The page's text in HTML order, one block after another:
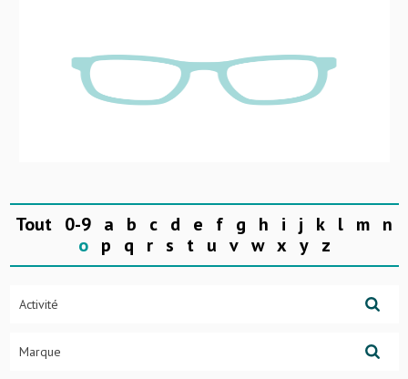
Tout 0-9 a b c d e f g h i j k l m n
o p q r s t u v w x y z